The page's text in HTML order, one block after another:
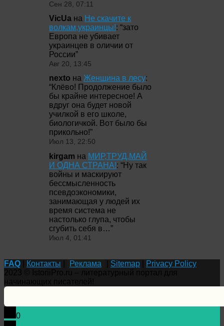
Сен 28, 07:11
VicUa на Не скачите к
волкам,украинцы!: “зато
Европа не убивает
украинцев в оличии от
России”
Авг 20, 13:45
nexto на Женщина в лесу:
“Клёво! Продолжение было
бы крайне интересное! А
вдруг она будет новой
училкой в его школе,
биологичкой. Вот было бы
прикольно!”
Июл 13, 22:50
kirgam на МИР,ТРУД,МАЙ
И ОДНА СТРАНА!: “Ну так
войны и маскируют
бессмысленность
псевдоэкономики,
занимающая у людей их
время система не
настолько глупа, чтобы
сгубить себя в…”
Июл 4, 01:41
FAQ Контакты Реклама Sitemap
Privacy Policy
0